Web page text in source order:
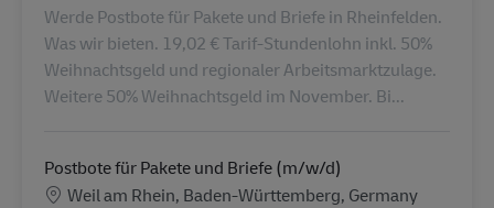
Werde Postbote für Pakete und Briefe in Rheinfelden.
Was wir bieten. 19,02 € Tarif-Stundenlohn inkl. 50%
Weihnachtsgeld und regionaler Arbeitsmarktzulage.
Weitere 50% Weihnachtsgeld im November. Bi...
Postbote für Pakete und Briefe (m/w/d)
Locatie
Weil am Rhein, Baden-Württemberg, Germany